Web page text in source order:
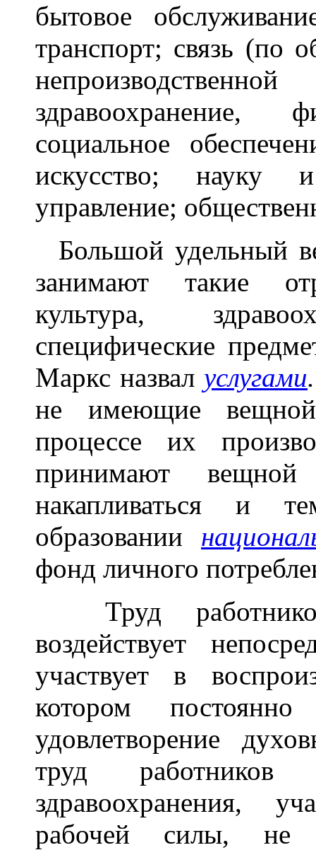
бытовое
транспорт; связь (по
здравоохранение,
социальное
искусство; науку
управление;
Большой удельный
занимают такие
культура,
специфические
Маркс назвал услугами.
не имеющие
процессе их
принимают
накапливаться и
образовании
фонд личного
Труд
воздействует
участвует в
котором
удовлетворение
труд работников
здравоохранения,
рабочей силы,